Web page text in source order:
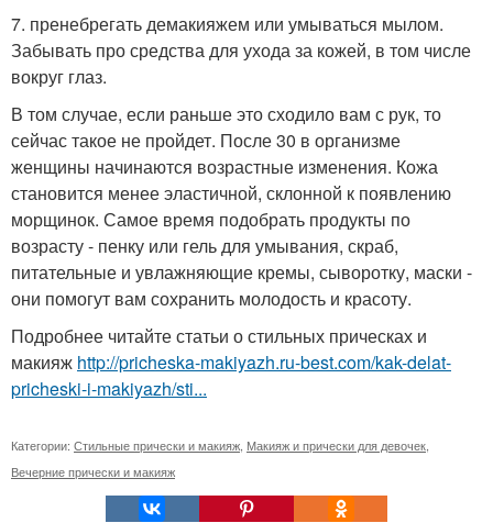
7. пренебрегать демакияжем или умываться мылом.
Забывать про средства для ухода за кожей, в том числе
вокруг глаз.
В том случае, если раньше это сходило вам с рук, то
сейчас такое не пройдет. После 30 в организме
женщины начинаются возрастные изменения. Кожа
становится менее эластичной, склонной к появлению
морщинок. Самое время подобрать продукты по
возрасту - пенку или гель для умывания, скраб,
питательные и увлажняющие кремы, сыворотку, маски -
они помогут вам сохранить молодость и красоту.
Подробнее читайте статьи о стильных прическах и
макияж http://pricheska-makiyazh.ru-best.com/kak-delat-
pricheski-i-makiyazh/sti...
Категории: Стильные прически и макияж Макияж и прически для девочек
Вечерние прически и макияж